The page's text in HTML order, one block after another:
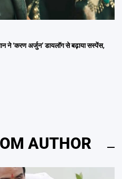
‘करण अर्जुन’ डायलॉग से बढ़ाया सस्पेंस,
AUTHOR